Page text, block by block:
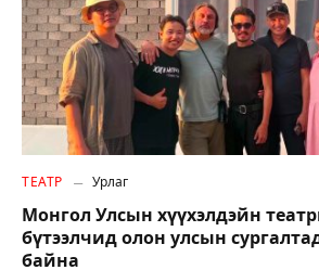
ТЕАТР Урлаг
Монгол Улсын хүүхэлдэйн
бүтээлчид олон улсын
байна